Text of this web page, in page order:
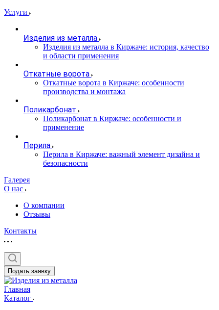
Услуги
Изделия из металла
Изделия из металла в Киржаче: история, качество
и области применения
Откатные ворота
Откатные ворота в Киржаче: особенности
производства и монтажа
Поликарбонат
Поликарбонат в Киржаче: особенности и
применение
Перила
Перила в Киржаче: важный элемент дизайна и
безопасности
Галерея
О нас
О компании
Отзывы
Контакты
Подать заявку
Главная
Каталог